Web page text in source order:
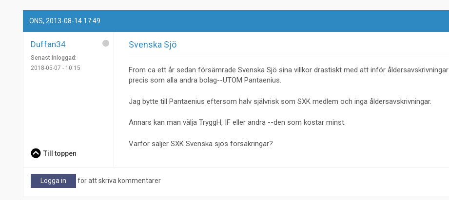
ONS, 2013-08-14 17:49
Duffan34
Senast inloggad:
2018-05-07 - 10:15
Svenska Sjö
From ca ett år sedan försämrade Svenska Sjö sina villkor drastiskt med att inför åldersavskrivningar
precis som alla andra bolag--UTOM Pantaenius.
Jag bytte till Pantaenius eftersom halv självrisk som SXK medlem och inga åldersavskrivningar.
Annars kan man välja TryggH, IF eller andra --den som kostar minst.
Varför säljer SXK Svenska sjös försäkringar?
Till toppen
Logga in för att skriva kommentarer